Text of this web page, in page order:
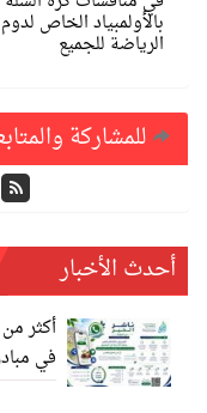
بالأولمبياد الخاص لدوم
الرياضة للجميع
للمشاركة
أحدث الأخبار
في